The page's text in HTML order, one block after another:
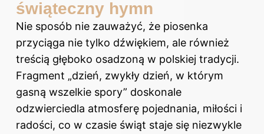
świąteczny hymn
Nie sposób nie zauważyć, że piosenka
przyciąga nie tylko dźwiękiem, ale również
treścią głęboko osadzoną w polskiej tradycji.
Fragment „dzień, zwykły dzień, w którym
gasną wszelkie spory” doskonale
odzwierciedla atmosferę pojednania, miłości i
radości, co w czasie świąt staje się niezwykle